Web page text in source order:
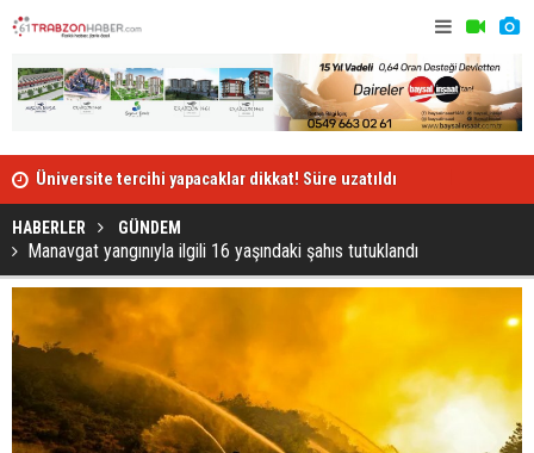
HABERLER GÜNDEM
Manavgat yangınıyla ilgili 16 yaşındaki şahıs tutuklandı